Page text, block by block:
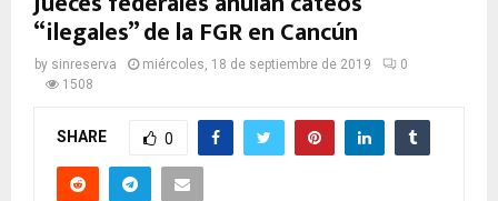
“ilegales” de la FGR en Cancún
by sinreserva miércoles, 18 de septiembre de 2019
0
1508
SHARE 0